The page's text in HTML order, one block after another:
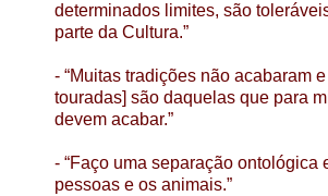
determinados limites, são
parte da Cultura.”
- “Muitas tradições não acabaram
touradas] são daquelas que para
devem acabar.”
- “Faço uma separação ontológica
pessoas e os animais.”